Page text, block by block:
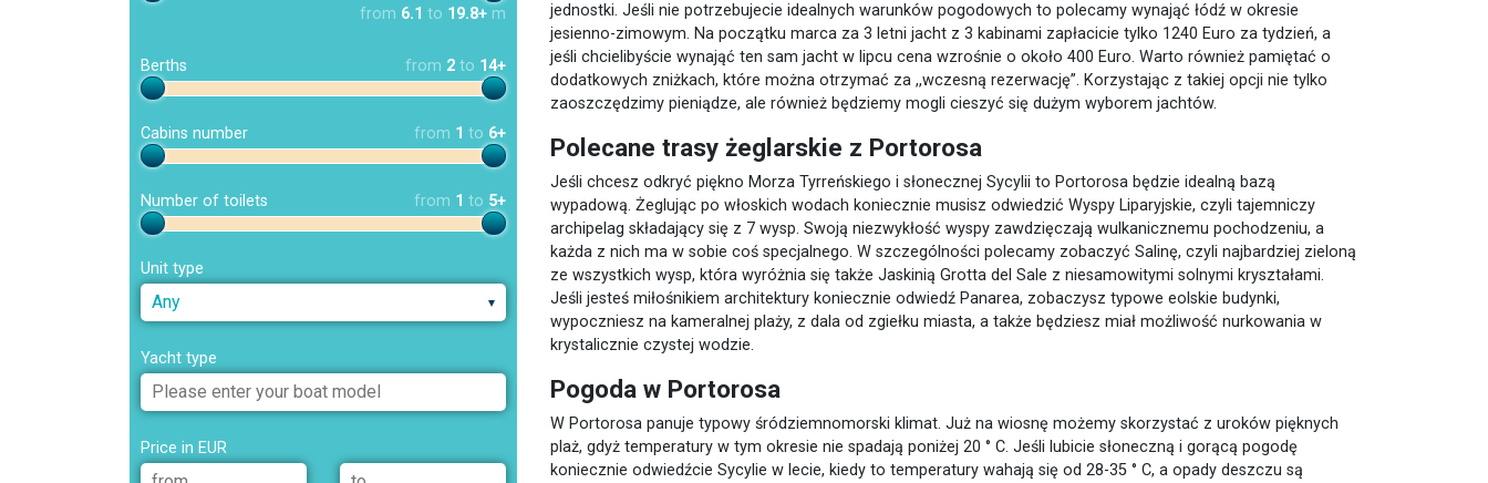
from 6.1 to 19.8+ m
Berths from 2 to 14+
Cabins number from 1 to 6+
Number of toilets from 1 to 5+
Unit type
Any
Yacht type
Price in EUR
jednostki. Jeśli nie potrzebujecie idealnych warunków pogodowych to polecamy wynająć łódź w okresie
jesienno-zimowym. Na początku marca za 3 letni jacht z 3 kabinami zapłacicie tylko 1240 Euro za tydzień, a
jeśli chcielibyście wynająć ten sam jacht w lipcu cena wzrośnie o około 400 Euro. Warto również pamiętać o
dodatkowych zniżkach, które można otrzymać za ,,wczesną rezerwację”. Korzystając z takiej opcji nie tylko
zaoszczędzimy pieniądze, ale również będziemy mogli cieszyć się dużym wyborem jachtów.
Polecane trasy żeglarskie z Portorosa
Jeśli chcesz odkryć piękno Morza Tyrreńskiego i słonecznej Sycylii to Portorosa będzie idealną bazą
wypadową. Żeglując po włoskich wodach koniecznie musisz odwiedzić Wyspy Liparyjskie, czyli tajemniczy
archipelag składający się z 7 wysp. Swoją niezwykłość wyspy zawdzięczają wulkanicznemu pochodzeniu, a
każda z nich ma w sobie coś specjalnego. W szczególności polecamy zobaczyć Salinę, czyli najbardziej zieloną
ze wszystkich wysp, która wyróżnia się także Jaskinią Grotta del Sale z niesamowitymi solnymi kryształami.
Jeśli jesteś miłośnikiem architektury koniecznie odwiedź Panarea, zobaczysz typowe eolskie budynki,
wypoczniesz na kameralnej plaży, z dala od zgiełku miasta, a także będziesz miał możliwość nurkowania w
krystalicznie czystej wodzie.
Pogoda w Portorosa
W Portorosa panuje typowy śródziemnomorski klimat. Już na wiosnę możemy skorzystać z uroków pięknych
plaż, gdyż temperatury w tym okresie nie spadają poniżej 20 ° C. Jeśli lubicie słoneczną i gorącą pogodę
koniecznie odwiedźcie Sycylie w lecie, kiedy to temperatury wahają się od 28-35 ° C, a opady deszczu są